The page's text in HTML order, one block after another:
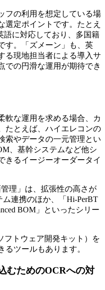
フの利用を想定している場
選定ポイントです。たとえ
語に対応しており、多国籍
す。「ズメーン」も、英
る現地担当者による導入サ
での円滑な運用が期待でき
軟な運用を求める場合、カ
たとえば、ハイエレコンの
索やデータの一元管理とい
、基幹システムなど他シ
きるイージーオーダータイ
管理」は、拡張性の高さが
連携のほか、「Hi-PerBT
BOM」といったシリー
フトウェア開発キット）を
ツールもあります。
むためのOCRへの対